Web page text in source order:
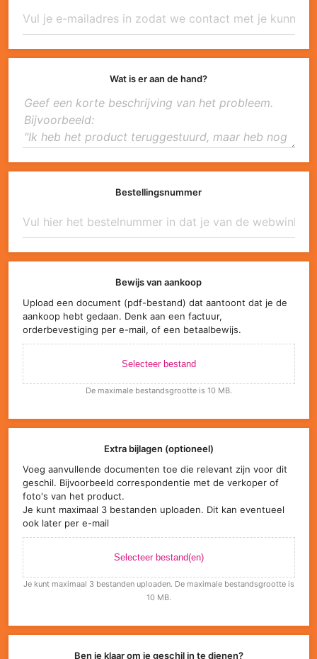
Wat is er aan de hand?
Bestellingsnummer
Bewijs van aankoop
Upload een document (pdf-bestand) dat aantoont dat je de
aankoop hebt gedaan. Denk aan een factuur,
orderbevestiging per e-mail, of een betaalbewijs.
Selecteer bestand
De maximale bestandsgrootte is 10 MB.
Extra bijlagen (optioneel)
Voeg aanvullende documenten toe die relevant zijn voor dit
geschil. Bijvoorbeeld correspondentie met de verkoper of
foto's van het product.
Je kunt maximaal 3 bestanden uploaden. Dit kan eventueel
ook later per e-mail
Selecteer bestand(en)
Je kunt maximaal 3 bestanden uploaden. De maximale bestandsgrootte is
10 MB.
Ben je klaar om je geschil in te dienen?